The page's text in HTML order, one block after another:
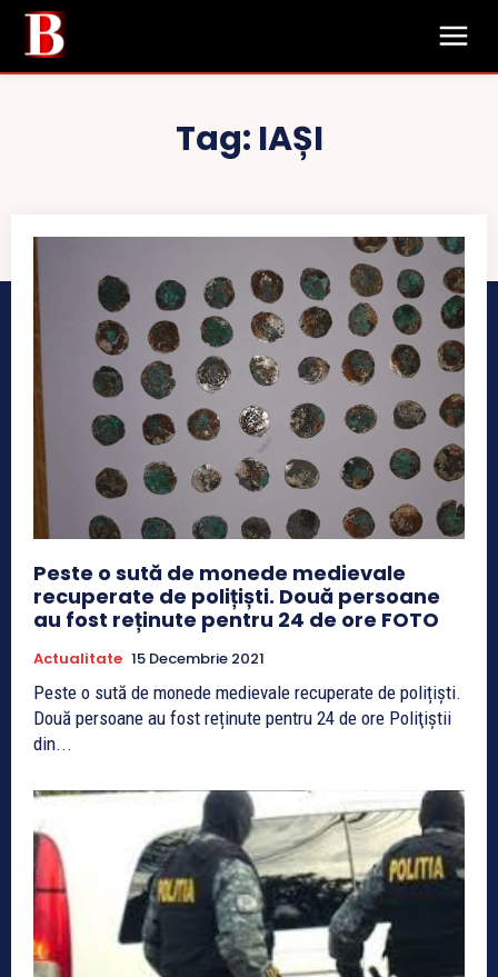
Tag: IAȘI
Peste o sută de monede medievale
recuperate de polițiști. Două persoane
au fost reținute pentru 24 de ore FOTO
Actualitate 15 Decembrie 2021
Peste o sută de monede medievale recuperate de polițiști.
Două persoane au fost reținute pentru 24 de ore Poliţiştii
din...